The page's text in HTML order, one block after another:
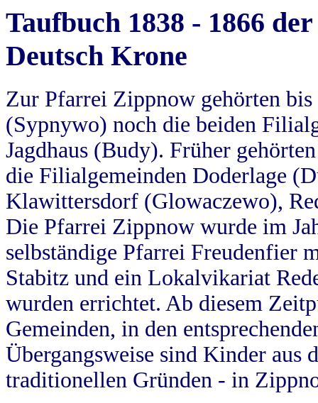
Taufbuch 1838 - 1866
Deutsch Krone
Zur Pfarrei Zippnow gehörten
(Sypnywo) noch die beiden
Jagdhaus (Budy). Früher
die Filialgemeinden Doderlage
Klawittersdorf (Glowaczewo),
Die Pfarrei Zippnow wurde im
selbständige Pfarrei Freudenfier
Stabitz und ein Lokalvikariat
wurden errichtet. Ab diesem
Gemeinden, in den
Übergangsweise sind Kinder aus
traditionellen Gründen - in